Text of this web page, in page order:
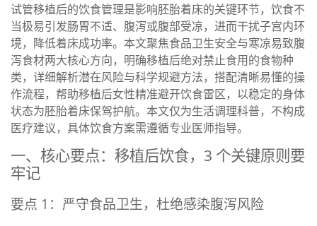
试管移植后的饮食管理是影响胚胎着床的关键环节，饮食不
当极易引发肠胃不适、腹泻或腹部受凉，进而干扰子宫内环
境，降低着床成功率。本文聚焦食品卫生安全与寒凉易致腹
泻食材两大核心方向，明确移植后绝对禁止食用的食物种
类，详细解析潜在风险与科学规避方法，搭配清晰易懂的操
作流程，帮助移植后女性精准避开饮食雷区，以稳定的身体
状态为胚胎着床保驾护航。本文仅为生活调理科普，不构成
医疗建议，具体饮食方案需遵循专业医师指导。
一、核心要点：移植后饮食，3 个关键原则要
牢记
要点 1：严守食品卫生，杜绝感染腹泻风险